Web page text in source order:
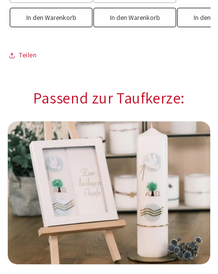
In den Warenkorb In den Warenkorb In den
Teilen
Passend zur Taufkerze: